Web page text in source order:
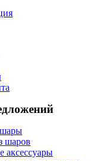
шаров
аксессуары